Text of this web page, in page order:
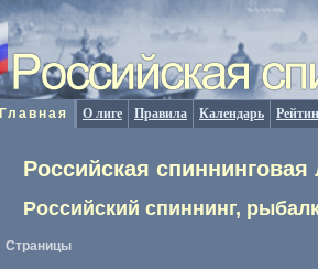
Главная О лиге Правила Календарь
Российская
Российский спиннинг,
Страницы